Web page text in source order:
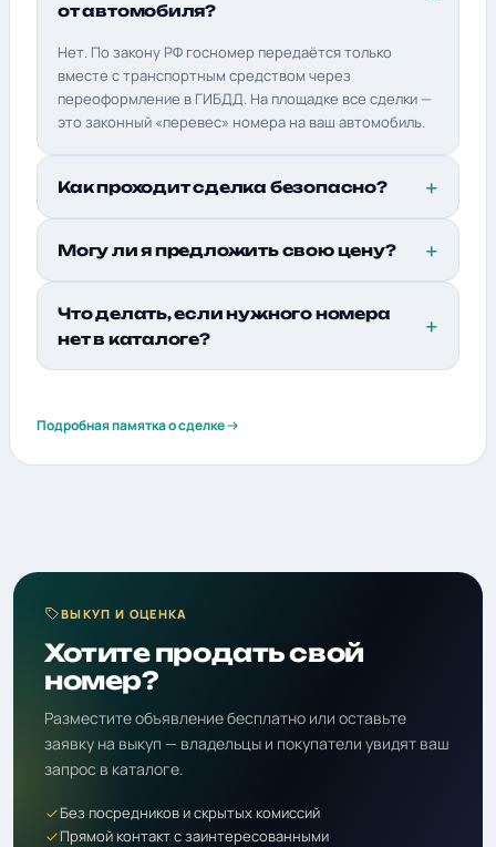
от автомобиля?
Нет. По закону РФ госномер передаётся только
вместе с транспортным средством через
переоформление в ГИБДД. На площадке все сделки —
это законный «перевес» номера на ваш автомобиль.
Как проходит сделка безопасно?
Могу ли я предложить свою цену?
Что делать, если нужного номера
нет в каталоге?
Подробная памятка о сделке
ВЫКУП И ОЦЕНКА
Хотите продать свой
номер?
Разместите объявление бесплатно или оставьте
заявку на выкуп — владельцы и покупатели увидят ваш
запрос в каталоге.
Без посредников и скрытых комиссий
Прямой контакт с заинтересованными